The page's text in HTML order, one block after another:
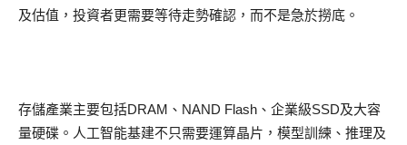
及估值，投資者更需要等待走勢確認，而不是急於撈底。
存儲產業主要包括DRAM、NAND Flash、企業級SSD及大容
量硬碟。人工智能基建不只需要運算晶片，模型訓練、推理及